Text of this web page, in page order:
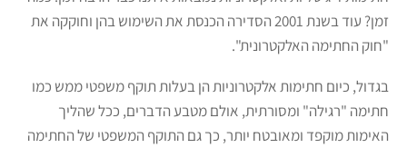
זמן? עוד בשנת 2001 הסדירה הכנסת את השימוש בהן וחוקקה את
"חוק החתימה האלקטרונית".
בגדול, כיום חתימות אלקטרוניות הן בעלות תוקף משפטי ממש כמו
חתימה "רגילה" ומסורתית, אולם מטבע הדברים, ככל שהליך
האימות מוקפד ומאובטח יותר, כך גם התוקף המשפטי של החתימה